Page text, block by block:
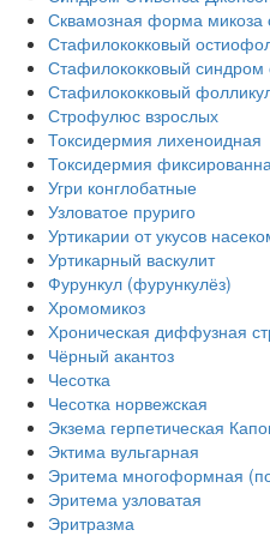
Сквамозная форма микоза
Стафилококковый
Стафилококковый
Стафилококковый
Строфулюс взрослых
Токсидермия лихеноидная
Токсидермия
Угри конглобатные
Узловатое пруриго
Уртикарии от укусов
Уртикарный васкулит
Фурункул (фурункулёз)
Хромомикоз
Хроническая диффузная
Чёрный акантоз
Чесотка
Чесотка норвежская
Экзема герпетическая
Эктима вульгарная
Эритема многоформная
Эритема узловатая
Эритразма